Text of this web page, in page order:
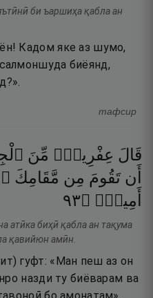
би ъаршиҳа қабла ан
Кадом яке аз шумо,
биёянд,
тафсир
قَالَ عِفْرِيتٌۭ مِّنَ
أَن تَقُومَ مِن مَّقَامِكَ ۖ
أَمِينٌۭ ۝٣٩
атӣка биҳӣ қабла ан тақума
қавийюн амӣн.
гуфт: «Ман пеш аз он
назди ту биёварам ва